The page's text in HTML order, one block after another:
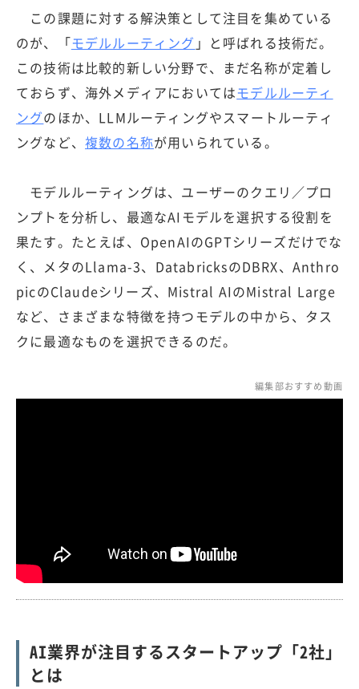
この課題に対する解決策として注目を集めている
のが、「モデルルーティング 」と呼ばれる技術だ。
この技術は比較的新しい分野で、まだ名称が定着し
ておらず、海外メディアにおいてはモデルルーティ
ングのほか、LLMルーティングやスマートルーティ
ングなど、 複数の名称が用いられている。
モデルルーティングは、ユーザーのクエリ／プロ
ンプトを分析し、最適なAIモデルを選択する役割を
果たす。たとえば、OpenAIのGPTシリーズだけでな
く、メタのLlama-3、DatabricksのDBRX、Anthro
picのClaudeシリーズ、Mistral AIのMistral Large
など、さまざまな特徴を持つモデルの中から、タス
クに最適なものを選択できるのだ。
編集部おすすめ動画
AI業界が注目するスタートアップ「2社」
とは